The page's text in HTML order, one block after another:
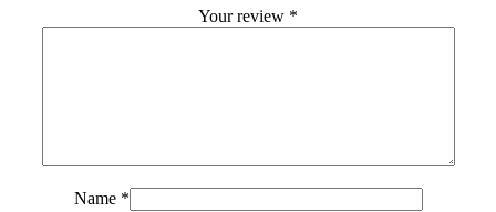
Your review *
Name *